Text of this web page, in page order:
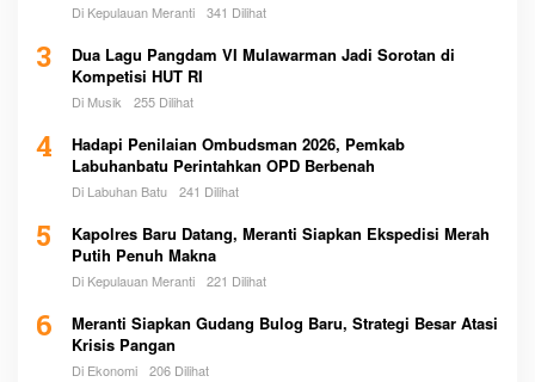
Di Kepulauan Meranti 341 Dilihat
3
Dua Lagu Pangdam VI Mulawarman Jadi Sorotan di
Kompetisi HUT RI
Di Musik 255 Dilihat
4
Hadapi Penilaian Ombudsman 2026, Pemkab
Labuhanbatu Perintahkan OPD Berbenah
Di Labuhan Batu 241 Dilihat
5
Kapolres Baru Datang, Meranti Siapkan Ekspedisi Merah
Putih Penuh Makna
Di Kepulauan Meranti 221 Dilihat
6
Meranti Siapkan Gudang Bulog Baru, Strategi Besar Atasi
Krisis Pangan
Di Ekonomi 206 Dilihat